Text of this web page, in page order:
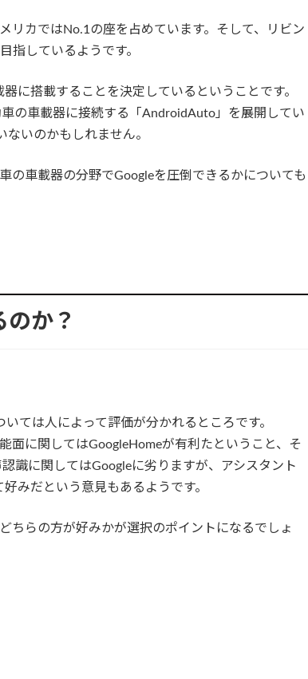
リカではNo.1の座を占めています。そして、リビン
指しているようです。
に搭載することを決定しているということです。
の車載器に接続する「AndroidAuto」を展開してい
ないのかもしれません。
の車載器の分野でGoogleを圧倒できるかについても
か？
ては人によって評価が分かれるところです。
面に関してはGoogleHomeが有利たということ、そ
識に関してはGoogleに劣りますが、アシスタント
みだという意見もあるようです。
ちらの方が好みかが選択のポイントになるでしょ